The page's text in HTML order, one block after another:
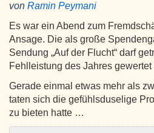
von Ramin Peymani
Es war ein Abend zum
Ansage. Die als große
Sendung „Auf der Flucht“ darf
Fehlleistung des Jahres gewertet
Gerade einmal etwas mehr als
taten sich die gefühlsduselige
zu bieten hatte …